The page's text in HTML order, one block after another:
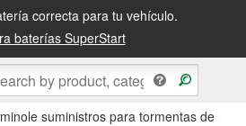
correcta para tu vehículo.
baterías SuperStart
suministros para tormentas de